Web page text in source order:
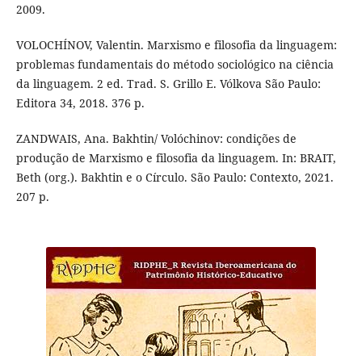
2009.
VOLOCHÍNOV, Valentin. Marxismo e filosofia da linguagem:
problemas fundamentais do método sociológico na ciência
da linguagem. 2 ed. Trad. S. Grillo E. Vólkova São Paulo:
Editora 34, 2018. 376 p.
ZANDWAIS, Ana. Bakhtin/ Volóchinov: condições de
produção de Marxismo e filosofia da linguagem. In: BRAIT,
Beth (org.). Bakhtin e o Círculo. São Paulo: Contexto, 2021.
207 p.